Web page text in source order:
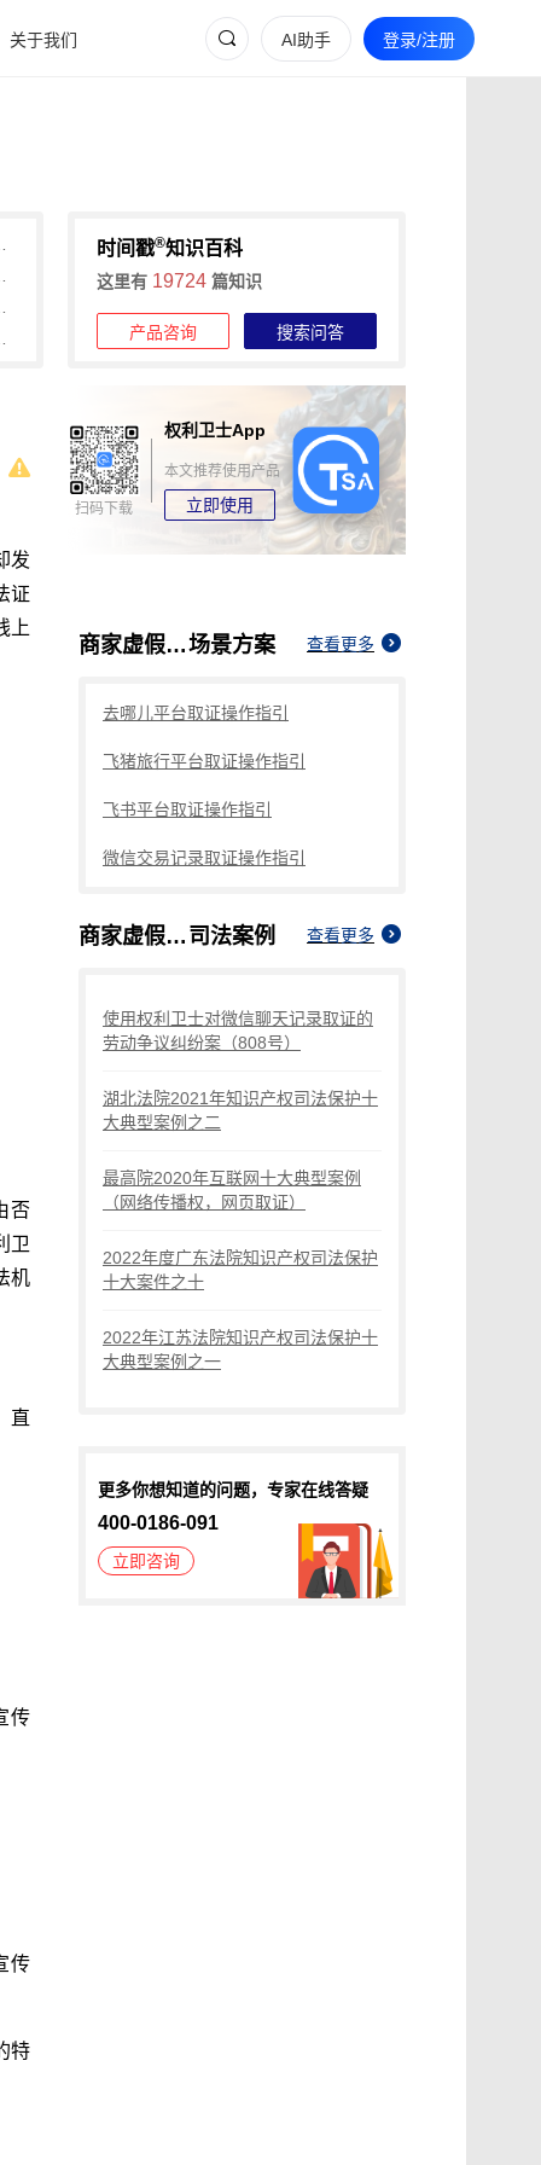
关于我们 AI助手 登录/注册
时间戳®知识百科
这里有 19724 篇知识
产品咨询 搜索问答
发
证
上
否
卫
机
直
传
传
特
扫码下载
权利卫士App
本文推荐使用产品
立即使用
商家虚假宣传怎么固定证据场景方案 查看更多
去哪儿平台取证操作指引
飞猪旅行平台取证操作指引
飞书平台取证操作指引
微信交易记录取证操作指引
商家虚假宣传怎么固定证据 司法案例 查看更多
使用权利卫士对微信聊天记录取证的
劳动争议纠纷案（808号）
湖北法院2021年知识产权司法保护十
大典型案例之二
最高院2020年互联网十大典型案例
（网络传播权，网页取证）
2022年度广东法院知识产权司法保护
十大案件之十
2022年江苏法院知识产权司法保护十
大典型案例之一
更多你想知道的问题，专家在线答疑
400-0186-091
立即咨询